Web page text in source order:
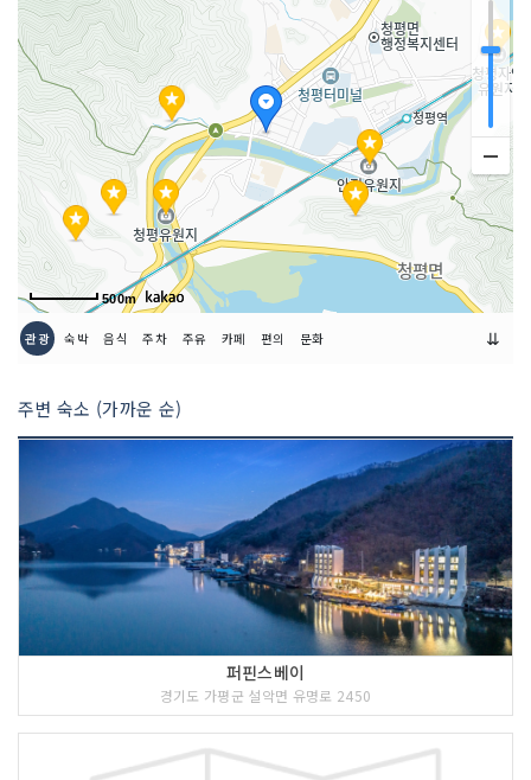
500m
관광 숙박 음식 주차 주유 카페 편의 문화 ⇊
주변 숙소 (가까운 순)
퍼핀스베이
경기도 가평군 설악면 유명로 2450